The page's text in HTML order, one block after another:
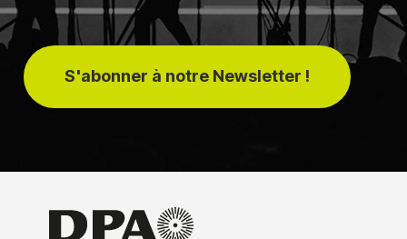
S'abonner à notre Newsletter !